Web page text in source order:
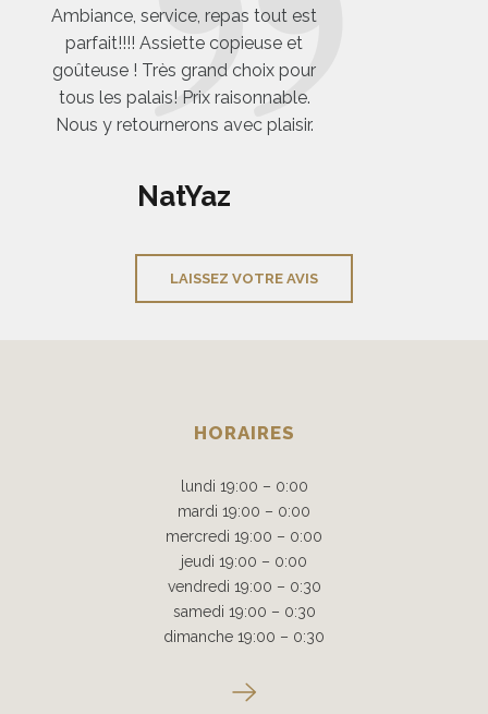
Ambiance, service, repas tout est
parfait!!!! Assiette copieuse et
goûteuse ! Très grand choix pour
tous les palais! Prix raisonnable.
Nous y retournerons avec plaisir.
NatYaz
LAISSEZ VOTRE AVIS
HORAIRES
lundi 19:00 – 0:00
mardi 19:00 – 0:00
mercredi 19:00 – 0:00
jeudi 19:00 – 0:00
vendredi 19:00 – 0:30
samedi 19:00 – 0:30
dimanche 19:00 – 0:30